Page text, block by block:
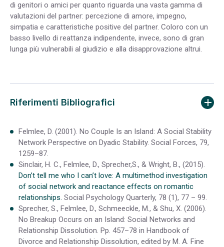
di genitori o amici per quanto riguarda una vasta gamma di
valutazioni del partner: percezione di amore, impegno,
simpatia e caratteristiche positive del partner. Coloro con un
basso livello di reattanza indipendente, invece, sono di gran
lunga più vulnerabili al giudizio e alla disapprovazione altrui.
Riferimenti Bibliografici
Felmlee, D. (2001). No Couple Is an Island: A Social Stability
Network Perspective on Dyadic Stability. Social Forces, 79,
1259–87.
Sinclair, H. C., Felmlee, D., Sprecher,S., & Wright, B., (2015).
Don’t tell me who I can’t love: A multimethod investigation
of social network and reactance effects on romantic
relationships. Social Psychology Quarterly, 78 (1), 77 – 99.
Sprecher, S., Felmlee, D., Schmeeckle, M., & Shu, X. (2006).
No Breakup Occurs on an Island: Social Networks and
Relationship Dissolution. Pp. 457–78 in Handbook of
Divorce and Relationship Dissolution, edited by M. A. Fine